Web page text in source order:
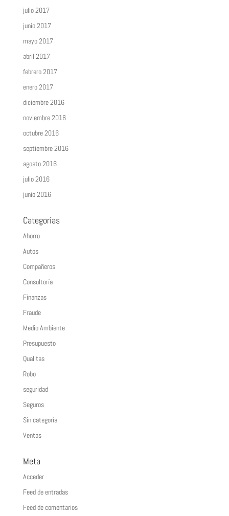
julio 2017
junio 2017
mayo 2017
abril 2017
febrero 2017
enero 2017
diciembre 2016
noviembre 2016
octubre 2016
septiembre 2016
agosto 2016
julio 2016
junio 2016
Categorías
Ahorro
Autos
Compañeros
Consultoría
Finanzas
Fraude
Medio Ambiente
Presupuesto
Qualitas
Robo
seguridad
Seguros
Sin categoría
Ventas
Meta
Acceder
Feed de entradas
Feed de comentarios